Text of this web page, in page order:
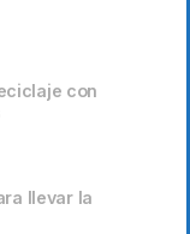
con
llevar la